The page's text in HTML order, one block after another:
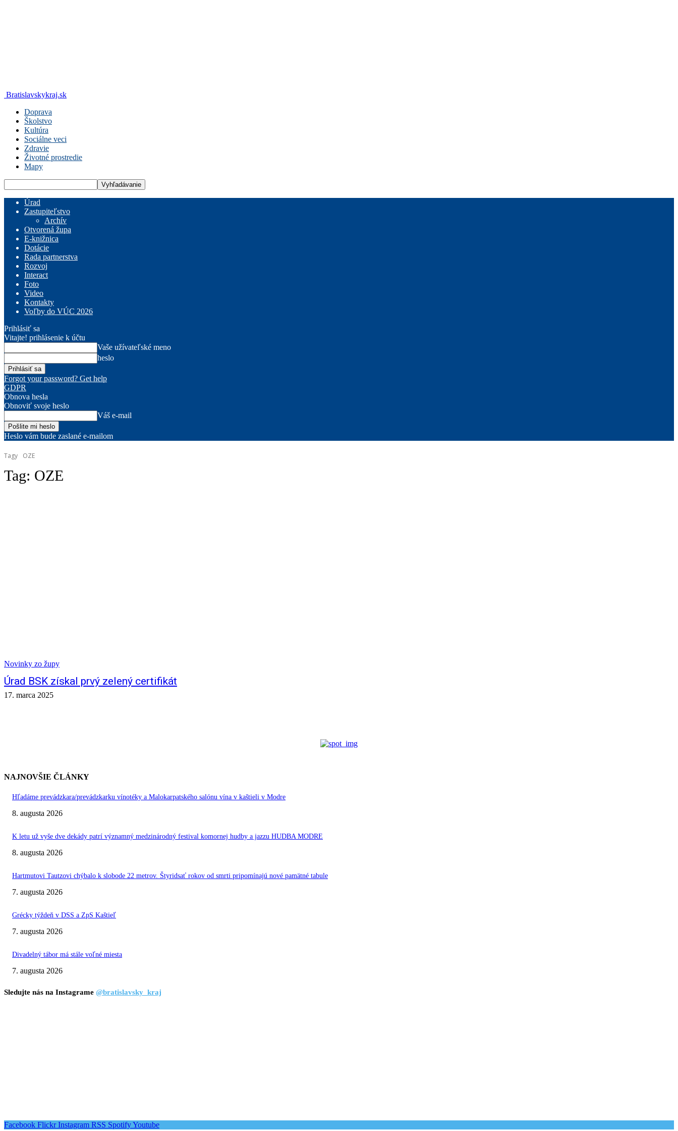
Bratislavskykraj.sk
Doprava
Školstvo
Kultúra
Sociálne veci
Zdravie
Životné prostredie
Mapy
Úrad
Zastupiteľstvo
Archív
Otvorená župa
E-knižnica
Dotácie
Rada partnerstva
Rozvoj
Interact
Foto
Video
Kontakty
Voľby do VÚC 2026
Prihlásiť sa
Vitajte! prihlásenie k účtu
Vaše užívateľské meno
heslo
Forgot your password? Get help
GDPR
Obnova hesla
Obnoviť svoje heslo
Váš e-mail
Heslo vám bude zaslané e-mailom
Tagy OZE
Tag: OZE
Novinky zo župy
Úrad BSK získal prvý zelený certifikát
17. marca 2025
NAJNOVŠIE ČLÁNKY
Hľadáme prevádzkara/prevádzkarku vínotéky a Malokarpatského salónu vína v kaštieli v Modre
8. augusta 2026
K letu už vyše dve dekády patrí významný medzinárodný festival komornej hudby a jazzu HUDBA MODRE
8. augusta 2026
Hartmutovi Tautzovi chýbalo k slobode 22 metrov. Štyridsať rokov od smrti pripomínajú nové pamätné tabule
7. augusta 2026
Grécky týždeň v DSS a ZpS Kaštieľ
7. augusta 2026
Divadelný tábor má stále voľné miesta
7. augusta 2026
Sledujte nás na Instagrame @bratislavsky_kraj
Facebook Flickr Instagram RSS SpotifyYoutube